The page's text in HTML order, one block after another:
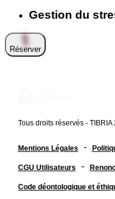
Gestion du
Réserver
Tous droits réservés - TIBRIA
Mentions Légales -
CGU Utilisateurs -
Code déontologique et